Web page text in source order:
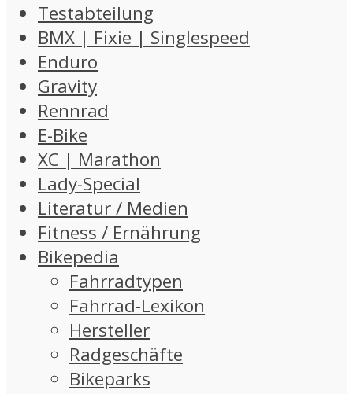
Testabteilung
BMX | Fixie | Singlespeed
Enduro
Gravity
Rennrad
E-Bike
XC | Marathon
Lady-Special
Literatur / Medien
Fitness / Ernährung
Bikepedia
Fahrradtypen
Fahrrad-Lexikon
Hersteller
Radgeschäfte
Bikeparks